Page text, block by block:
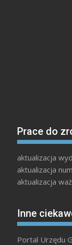
Prace do
aktualizacja
aktualizacja
aktualizacja
Inne
Portal Urzędu